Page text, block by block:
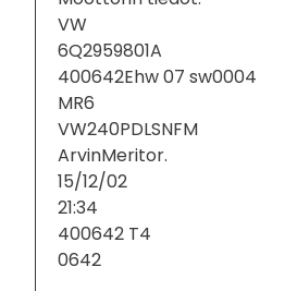
VW
6Q2959801A
400642Ehw 07 sw0004
MR6
VW240PDLSNFM
ArvinMeritor.
15/12/02
21:34
400642 T4
0642